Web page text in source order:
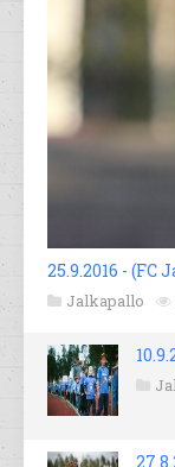
25.9.2016 - (FC
Jalkapallo